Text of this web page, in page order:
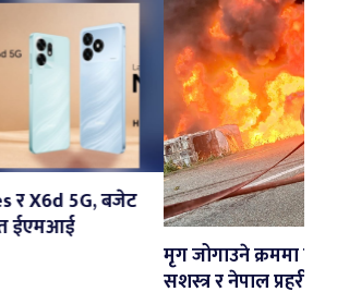
मृग जोगाउने क्रममा पल्टिएको पेट्रोल ट्याङ्करमा
सशस्त्र र नेपाल प्रहरीद्वारा नियन्त्रण